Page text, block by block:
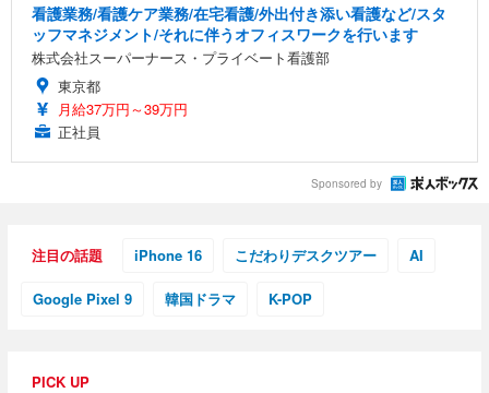
看護業務/看護ケア業務/在宅看護/外出付き添い看護など/スタ
ッフマネジメント/それに伴うオフィスワークを行います
株式会社スーパーナース・プライベート看護部
東京都
月給37万円～39万円
正社員
Sponsored by
注目の話題 iPhone 16 こだわりデスクツアー AI
Google Pixel 9 韓国ドラマ K-POP
PICK UP